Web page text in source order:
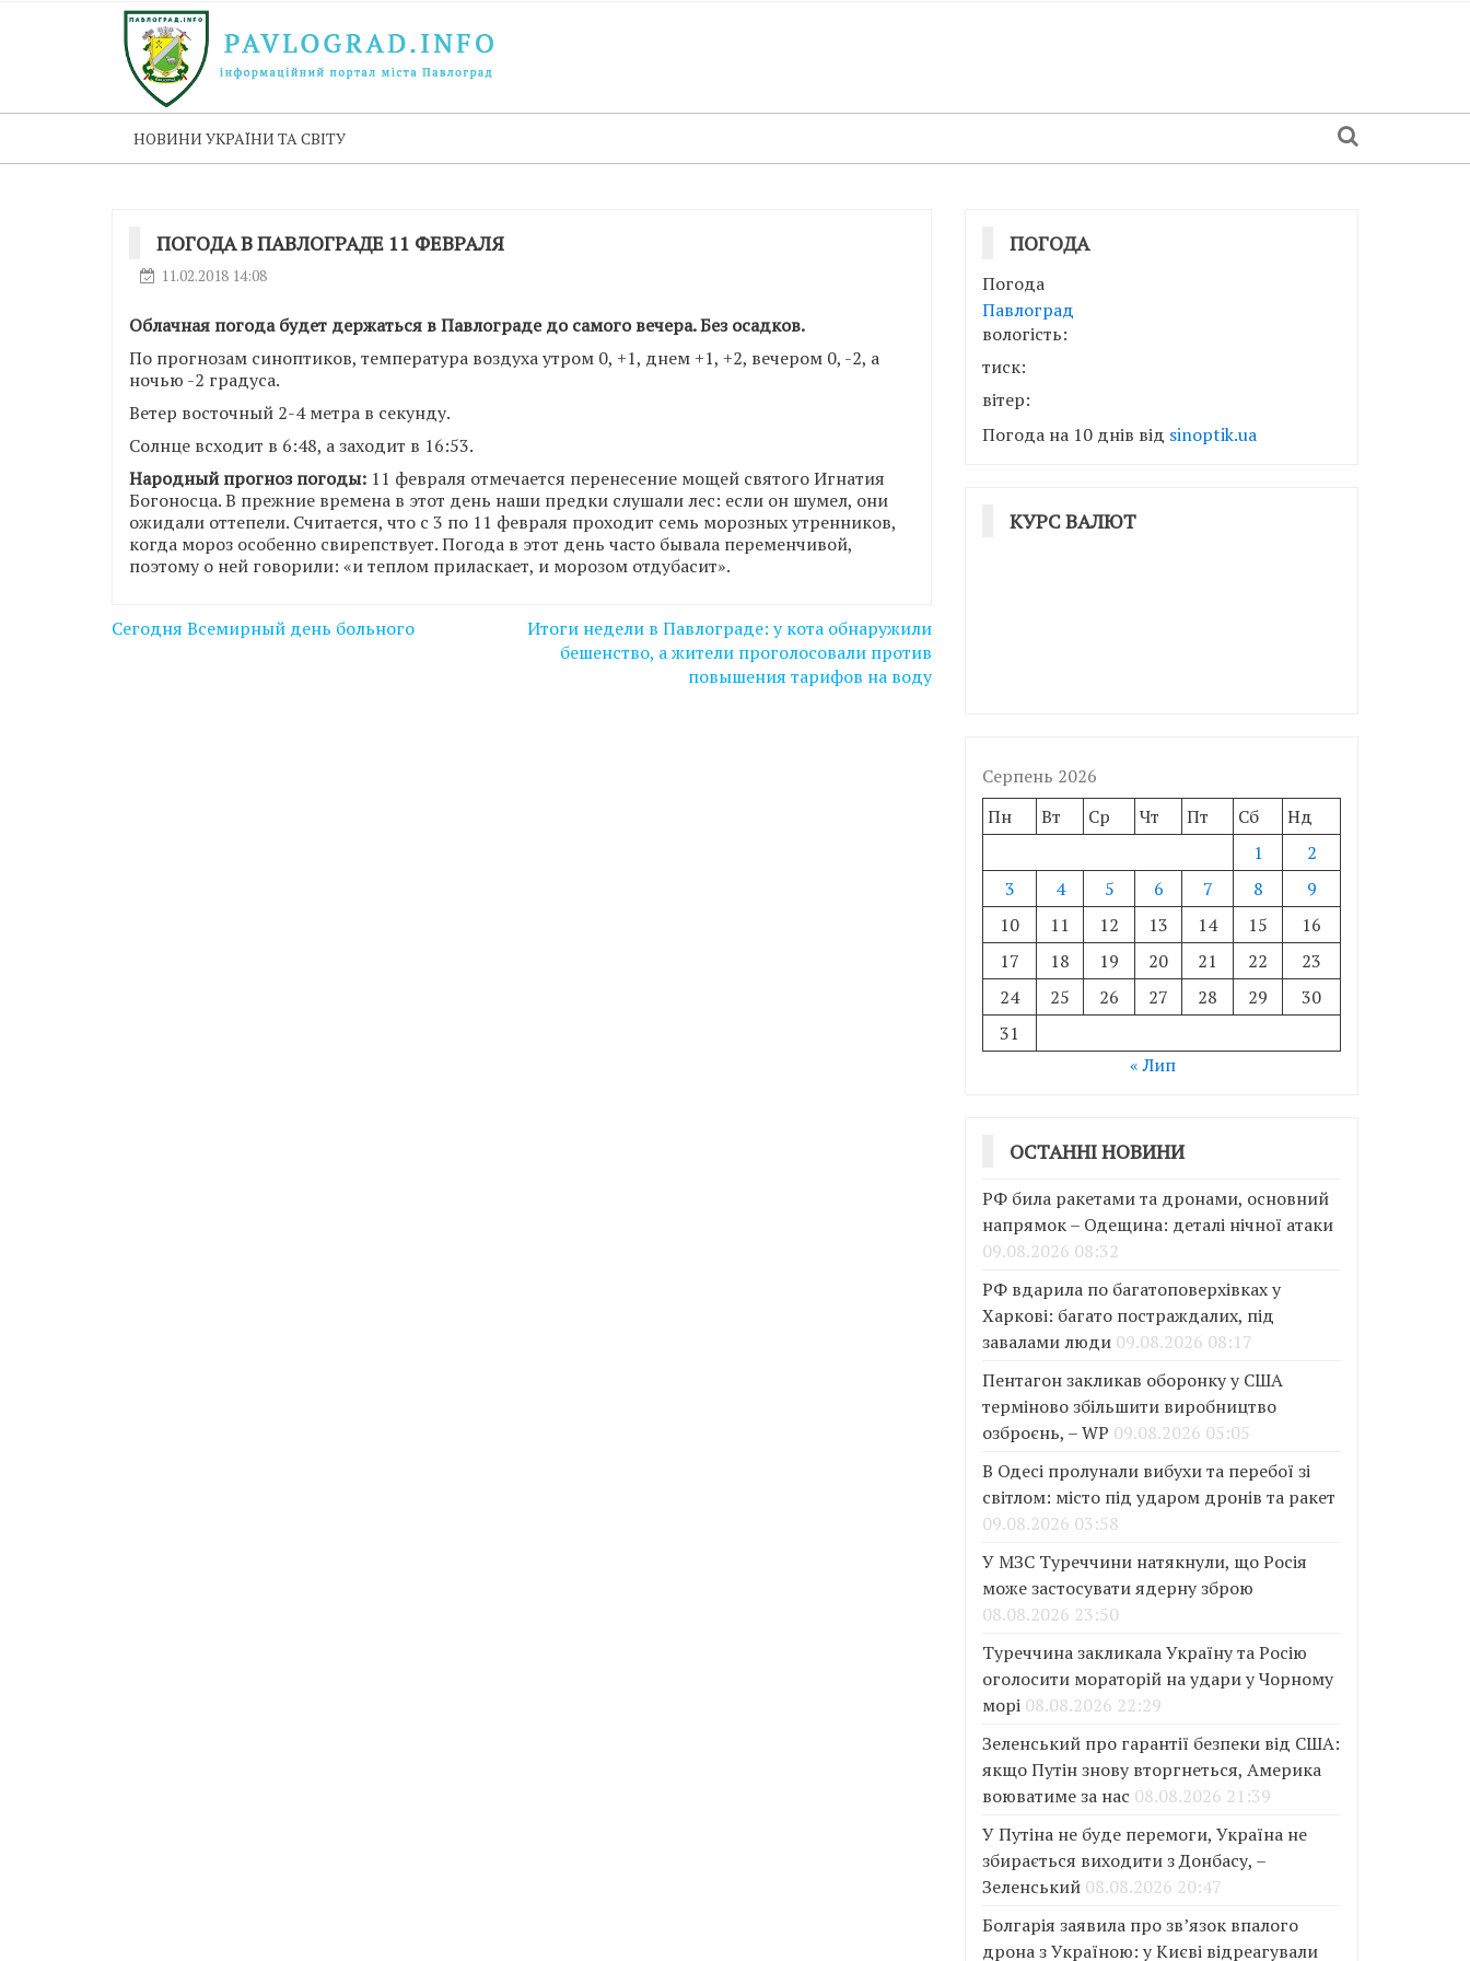
НОВИНИ УКРАЇНИ ТА СВІТУ
ПОГОДА В ПАВЛОГРАДЕ 11 ФЕВРАЛЯ
11.02.2018 14:08
Облачная погода будет держаться в Павлограде до самого вечера. Без осадков.
По прогнозам синоптиков, температура воздуха утром 0, +1, днем +1, +2, вечером 0, -2, а
ночью -2 градуса.
Ветер восточный 2-4 метра в секунду.
Солнце всходит в 6:48, а заходит в 16:53.
Народный прогноз погоды: 11 февраля отмечается перенесение мощей святого Игнатия
Богоносца. В прежние времена в этот день наши предки слушали лес: если он шумел, они
ожидали оттепели. Считается, что с 3 по 11 февраля проходит семь морозных утренников,
когда мороз особенно свирепствует. Погода в этот день часто бывала переменчивой,
поэтому о ней говорили: «и теплом приласкает, и морозом отдубасит».
Навігація
Сегодня Всемирный день больного
Итоги недели в Павлограде: у кота обнаружили
бешенство, а жители проголосовали против
повышения тарифов на воду
ПОГОДА
Погода
Павлоград
вологість:
тиск:
вітер:
Погода на 10 днів від sinoptik.ua
КУРС ВАЛЮТ
Серпень 2026
Пн
Вт Ср Чт Пт Сб
Нд
1
2
3
4 5 6 7 8
9
10
11 12 13 14 15
16
17
18 19 20 21 22
23
24
25 26 27 28 29
30
31
« Лип
ОСТАННІ НОВИНИ
РФ била ракетами та дронами, основний
напрямок – Одещина: деталі нічної атаки
09.08.2026 08:32
РФ вдарила по багатоповерхівках у
Харкові: багато постраждалих, під
завалами люди 09.08.2026 08:17
Пентагон закликав оборонку у США
терміново збільшити виробництво
озброєнь, – WP 09.08.2026 05:05
В Одесі пролунали вибухи та перебої зі
світлом: місто під ударом дронів та ракет
09.08.2026 03:58
У МЗС Туреччини натякнули, що Росія
може застосувати ядерну зброю
08.08.2026 23:50
Туреччина закликала Україну та Росію
оголосити мораторій на удари у Чорному
морі 08.08.2026 22:29
Зеленський про гарантії безпеки від США:
якщо Путін знову вторгнеться, Америка
воюватиме за нас 08.08.2026 21:39
У Путіна не буде перемоги, Україна не
збирається виходити з Донбасу, –
Зеленський 08.08.2026 20:47
Болгарія заявила про зв’язок впалого
дрона з Україною: у Києві відреагували